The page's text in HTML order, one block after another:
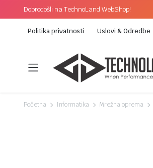
Dobrodošli na TechnoLand WebShop!
Politika privatnosti Uslovi & Odredbe
Početna Informatika Mrežna oprema